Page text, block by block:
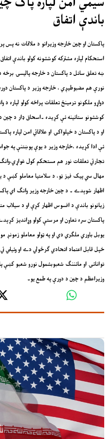
باندې اتفاق
پاکستان او چين خارجه وزيرانو د ملاقات نه
استحکام لپاره مشترکه کوششونه کولو باندې
ښه تعلق ساتل د پاکستان د خارجه پاليسۍ برخه
نورې هم مضبوطيږي ، خارجه وزير د پاکستان
دواړو ملکونو ترمينځ تعلقات پراخه کولو
کوششونو ستائينه ئې کړيده ۔اسحاق ډار د
او د پاکستان د خپلواکۍ او علاقائي امن لپاره
ئې ادا کړيده ،خارجه وزير د يوې پوښتنې په
تجارتي تعلقات نور هم مستحکم کول
مهال سي پيک فيز ټو، د سلامتيا معاملو کښې د
اظهار شوېدے ۔ د چين خارجه وزير وانګ اي
زيانونو باندې د افسوس اظهار کړې او د سيلاب
پاکستان سره تعاون او مرستې کولو وړانديز
يوبل باوري ملګري دي او په ټولو معاملو
خپل قابل اعتماد اتحادي ګرځولي دے او
توانائۍ او مائننګ شعبوبشمول نورو شعبو کښې
وزيراعظم د چين د دورې په طمع يو۔